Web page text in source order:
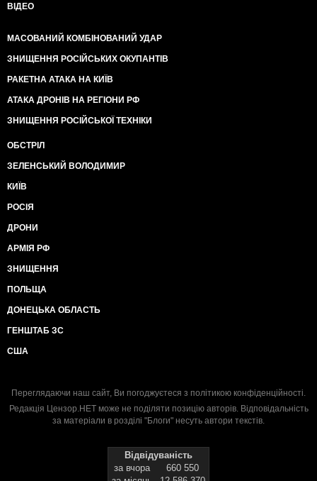
ВІДЕО
МАСОВАНИЙ КОМБІНОВАНИЙ УДАР
ЗНИЩЕННЯ РОСІЙСЬКИХ ОКУПАНТІВ
РАКЕТНА АТАКА НА КИЇВ
АТАКА ДРОНІВ НА РЕГІОНИ РФ
ЗНИЩЕННЯ РОСІЙСЬКОЇ ТЕХНІКИ
ОБСТРІЛ
ЗЕЛЕНСЬКИЙ ВОЛОДИМИР
КИЇВ
РОСІЯ
ДРОНИ
АРМІЯ РФ
ЗНИЩЕННЯ
ПОЛЬЩА
ДОНЕЦЬКА ОБЛАСТЬ
ГЕНШТАБ ЗС
США
Переглядаючи наш сайт, Ви погоджуєтеся з політикою конфіденційності.
Редакція Цензор.НЕТ може не поділяти позицію авторів. Відповідальність
за матеріали в розділі "Блоги" несуть автори текстів.
Відвідуваність
за вчора
660 550